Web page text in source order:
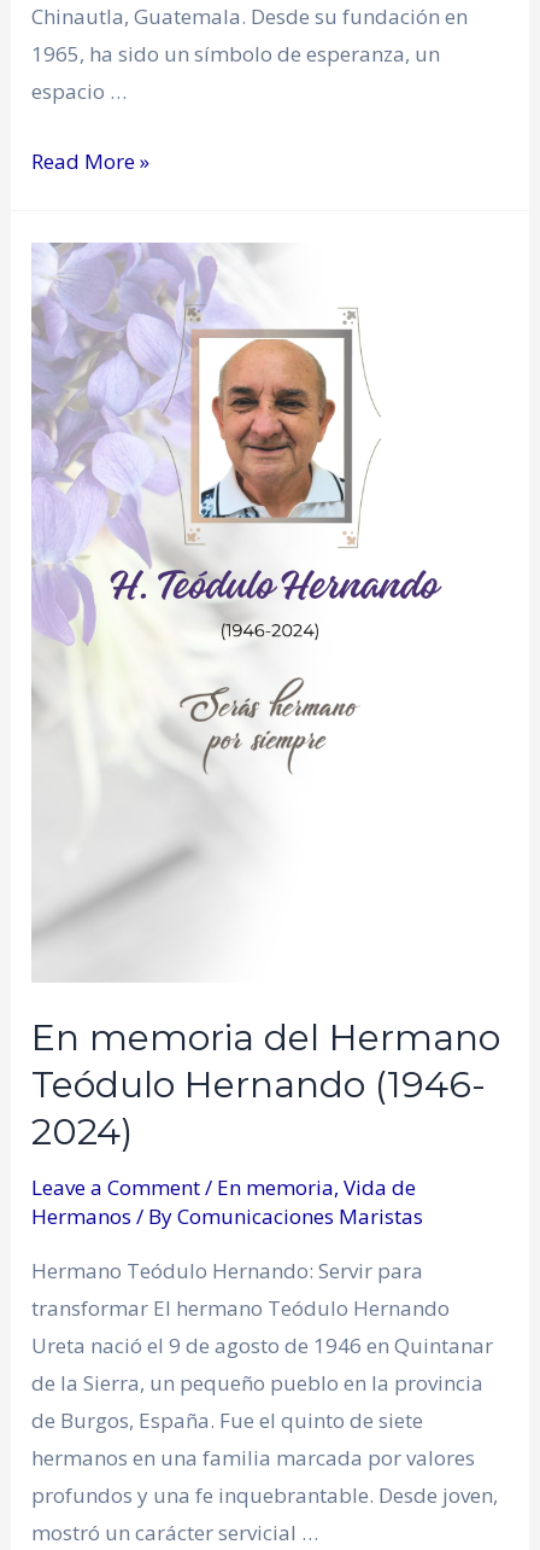
Chinautla, Guatemala. Desde su fundación en
1965, ha sido un símbolo de esperanza, un
espacio …
Read More »
En memoria del Hermano
Teódulo Hernando (1946-
2024)
Leave a Comment/ En memoria,Vida de
Hermanos / ByComunicaciones Maristas
Hermano Teódulo Hernando: Servir para
transformar El hermano Teódulo Hernando
Ureta nació el 9 de agosto de 1946 en Quintanar
de la Sierra, un pequeño pueblo en la provincia
de Burgos, España. Fue el quinto de siete
hermanos en una familia marcada por valores
profundos y una fe inquebrantable. Desde joven,
mostró un carácter servicial …